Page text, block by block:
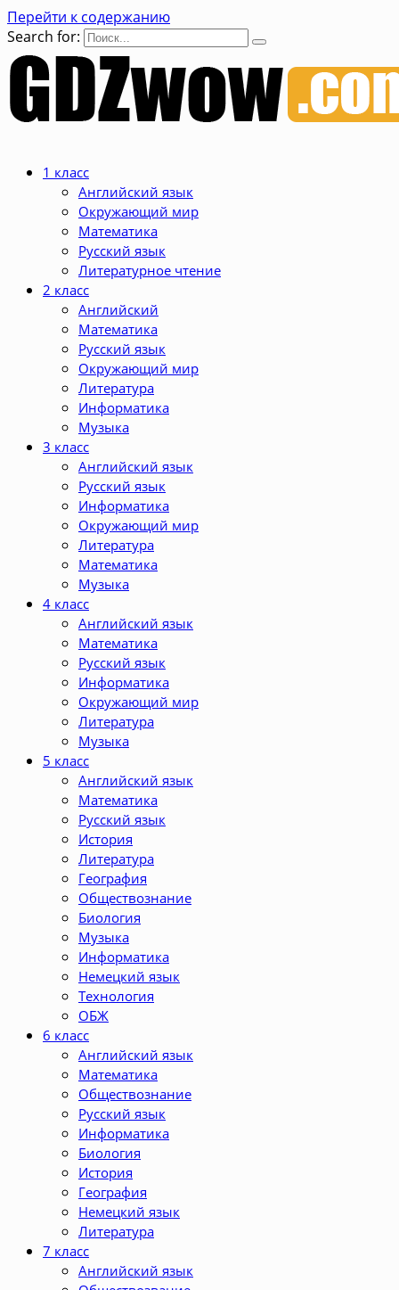
Перейти к содержанию
Search for:
1 класс
Английский язык
Окружающий мир
Математика
Русский язык
Литературное чтение
2 класс
Английский
Математика
Русский язык
Окружающий мир
Литература
Информатика
Музыка
3 класс
Английский язык
Русский язык
Информатика
Окружающий мир
Литература
Математика
Музыка
4 класс
Английский язык
Математика
Русский язык
Информатика
Окружающий мир
Литература
Музыка
5 класс
Английский язык
Математика
Русский язык
История
Литература
География
Обществознание
Биология
Музыка
Информатика
Немецкий язык
Технология
ОБЖ
6 класс
Английский язык
Математика
Обществознание
Русский язык
Информатика
Биология
История
География
Немецкий язык
Литература
7 класс
Английский язык